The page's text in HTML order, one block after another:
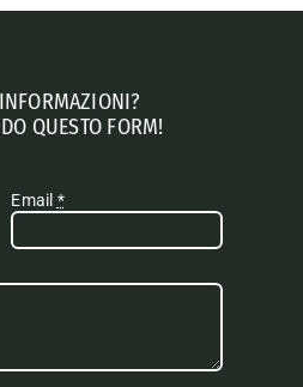
QUESTO FORM!
Email *